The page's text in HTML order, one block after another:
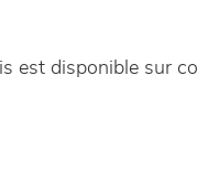
est disponible sur